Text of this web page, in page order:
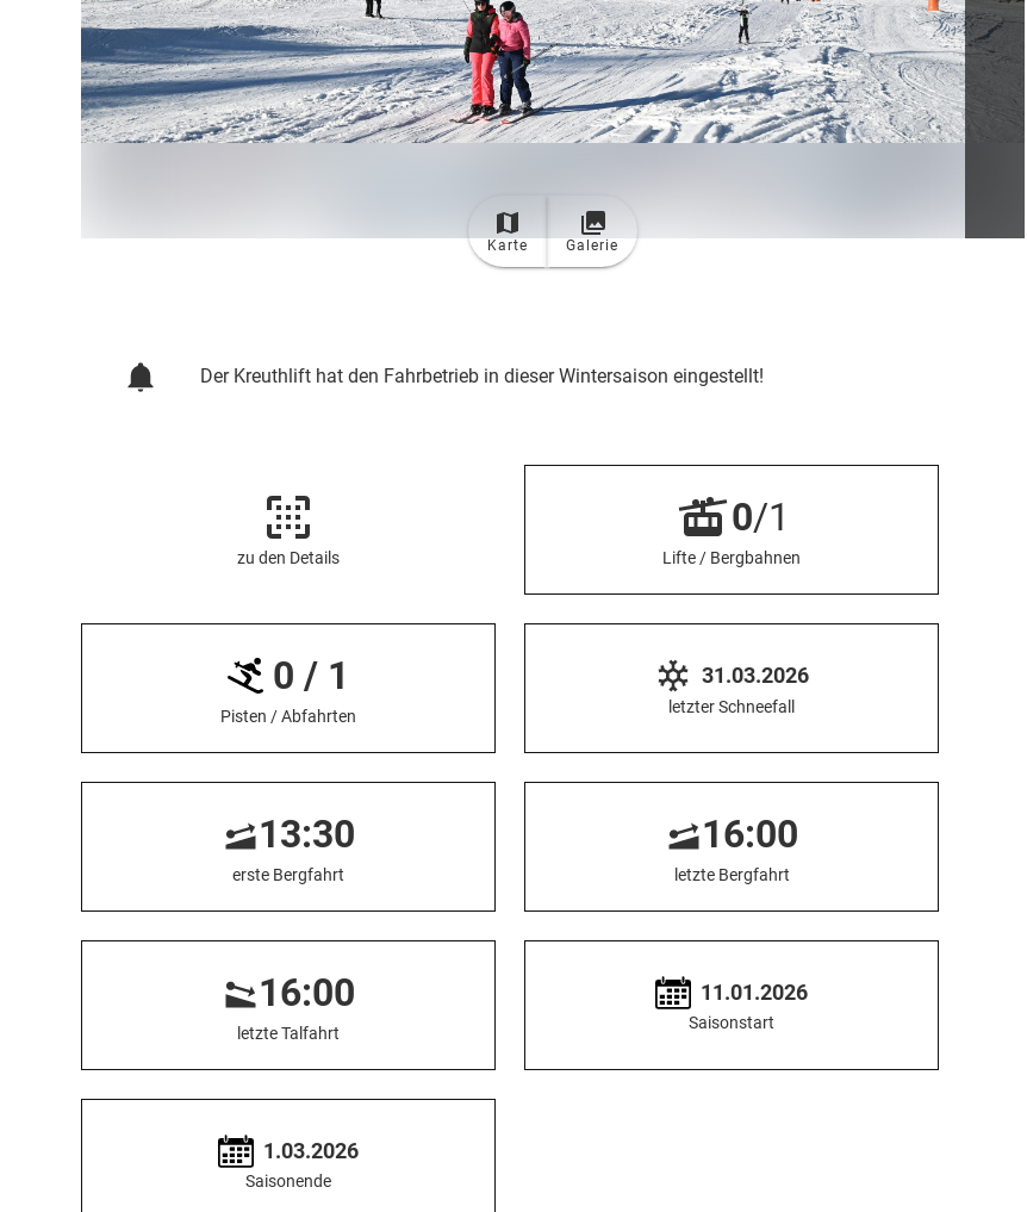
Karte Galerie
Der Kreuthlift hat den Fahrbetrieb in dieser Wintersaison eingestellt!
zu den Details
0/1
Lifte / Bergbahnen
0 / 1
Pisten / Abfahrten
31.03.2026
letzter Schneefall
13:30
erste Bergfahrt
16:00
letzte Bergfahrt
16:00
letzte Talfahrt
11.01.2026
Saisonstart
1.03.2026
Saisonende